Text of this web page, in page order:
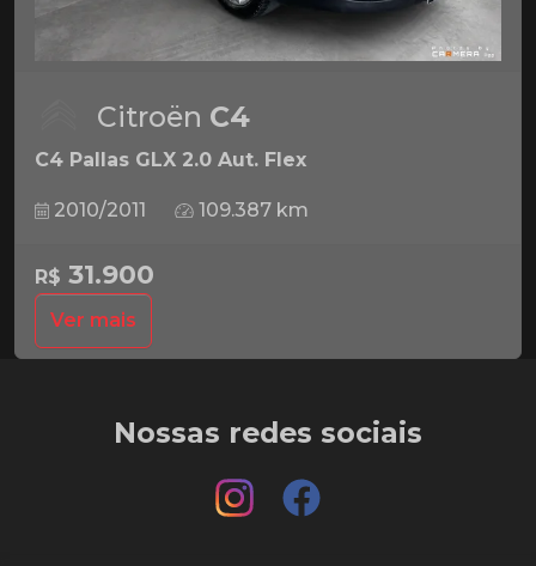
Citroën C4
C4 Pallas GLX 2.0 Aut. Flex
2010/2011 109.387 km
R$ 31.900
Ver mais
Nossas redes sociais